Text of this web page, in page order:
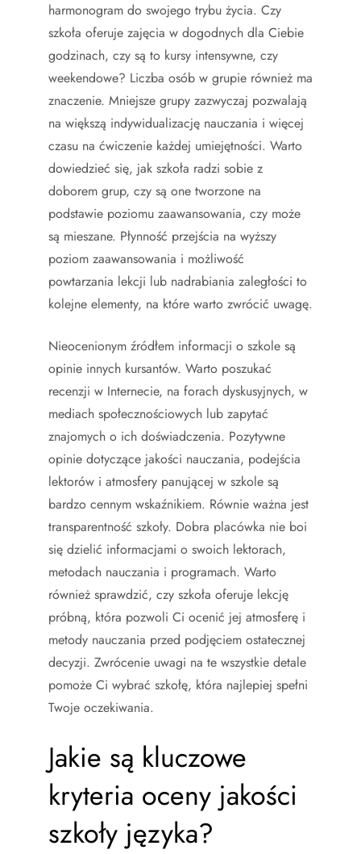
harmonogram do swojego trybu życia. Czy
szkoła oferuje zajęcia w dogodnych dla Ciebie
godzinach, czy są to kursy intensywne, czy
weekendowe? Liczba osób w grupie również ma
znaczenie. Mniejsze grupy zazwyczaj pozwalają
na większą indywidualizację nauczania i więcej
czasu na ćwiczenie każdej umiejętności. Warto
dowiedzieć się, jak szkoła radzi sobie z
doborem grup, czy są one tworzone na
podstawie poziomu zaawansowania, czy może
są mieszane. Płynność przejścia na wyższy
poziom zaawansowania i możliwość
powtarzania lekcji lub nadrabiania zaległości to
kolejne elementy, na które warto zwrócić uwagę.
Nieocenionym źródłem informacji o szkole są
opinie innych kursantów. Warto poszukać
recenzji w Internecie, na forach dyskusyjnych, w
mediach społecznościowych lub zapytać
znajomych o ich doświadczenia. Pozytywne
opinie dotyczące jakości nauczania, podejścia
lektorów i atmosfery panującej w szkole są
bardzo cennym wskaźnikiem. Równie ważna jest
transparentność szkoły. Dobra placówka nie boi
się dzielić informacjami o swoich lektorach,
metodach nauczania i programach. Warto
również sprawdzić, czy szkoła oferuje lekcję
próbną, która pozwoli Ci ocenić jej atmosferę i
metody nauczania przed podjęciem ostatecznej
decyzji. Zwrócenie uwagi na te wszystkie detale
pomoże Ci wybrać szkołę, która najlepiej spełni
Twoje oczekiwania.
Jakie są kluczowe
kryteria oceny jakości
szkoły języka?